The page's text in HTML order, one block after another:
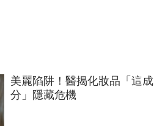
美麗陷阱！醫揭化妝品「這成
分」隱藏危機